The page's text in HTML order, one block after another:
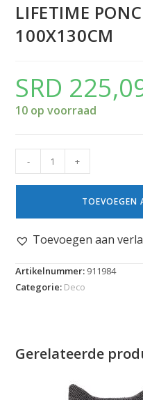
LIFETIME
100X130CM
SRD
10 op voorraad
- +
TOEVOEGEN
Toevoegen aan
Artikelnummer: 911984
Categorie: Deco
Gerelateerde